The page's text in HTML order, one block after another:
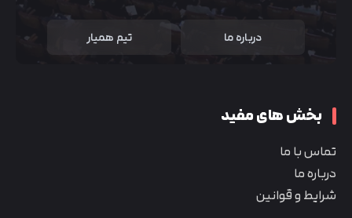
درباره ما تیم همیار
بخش های مفید
تماس با ما
درباره ما
شرایط و قوانین